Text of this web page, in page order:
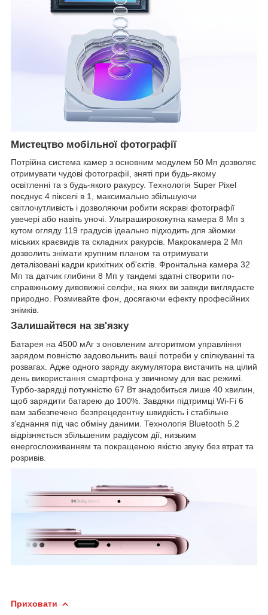
Мистецтво мобільної фотографії
Потрійна система камер з основним модулем 50 Мп дозволяє
отримувати чудові фотографії, зняті при будь-якому
освітленні та з будь-якого ракурсу. Технологія Super Pixel
поєднує 4 пікселі в 1, максимально збільшуючи
світлочутливість і дозволяючи робити яскраві фотографії
увечері або навіть уночі. Ультраширококутна камера 8 Мп з
кутом огляду 119 градусів ідеально підходить для зйомки
міських краєвидів та складних ракурсів. Макрокамера 2 Мп
дозволить знімати крупним планом та отримувати
деталізовані кадри крихітних об'єктів. Фронтальна камера 32
Мп та датчик глибини 8 Мп у тандемі здатні створити по-
справжньому дивовижні селфи, на яких ви завжди виглядаєте
природно. Розмивайте фон, досягаючи ефекту професійних
знімків.
Залишайтеся на зв'язку
Батарея на 4500 мАг з оновленим алгоритмом управління
зарядом повністю задовольнить ваші потреби у спілкуванні та
розвагах. Адже одного заряду акумулятора вистачить на цілий
день використання смартфона у звичному для вас режимі.
Турбо-зарядці потужністю 67 Вт знадобиться лише 40 хвилин,
щоб зарядити батарею до 100%. Завдяки підтримці Wi-Fi 6
вам забезпечено безпрецедентну швидкість і стабільне
з'єднання під час обміну даними. Технологія Bluetooth 5.2
відрізняється збільшеним радіусом дії, низьким
енергоспоживанням та покращеною якістю звуку без втрат та
розривів.
Приховати